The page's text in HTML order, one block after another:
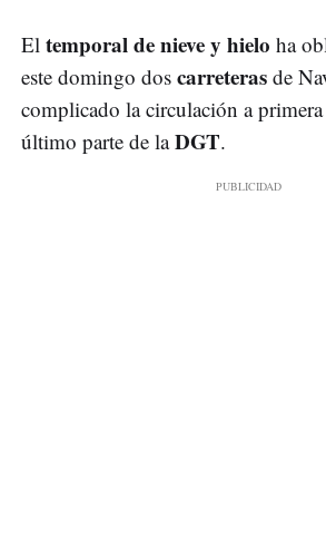
El temporal de nieve y hielo ha
este domingo dos carreteras de
complicado la circulación a
último parte de laDGT.